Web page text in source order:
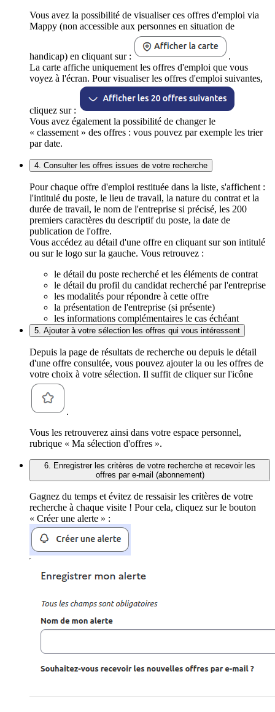
Vous avez la possibilité de visualiser ces offres d'emploi via
Mappy (non accessible aux personnes en situation de
handicap) en cliquant sur :
.
La carte affiche uniquement les offres d'emploi que vous
voyez à l'écran. Pour visualiser les offres d'emploi suivantes,
cliquez sur :
Vous avez également la possibilité de changer le
« classement » des offres : vous pouvez par exemple les trier
par date.
4. Consulter les offres issues de votre recherche
Pour chaque offre d'emploi restituée dans la liste, s'affichent :
l'intitulé du poste, le lieu de travail, la nature du contrat et la
durée de travail, le nom de l'entreprise si précisé, les 200
premiers caractères du descriptif du poste, la date de
publication de l'offre.
Vous accédez au détail d'une offre en cliquant sur son intitulé
ou sur le logo sur la gauche. Vous retrouvez :
le détail du poste recherché et les éléments de contrat
le détail du profil du candidat recherché par l'entreprise
les modalités pour répondre à cette offre
la présentation de l'entreprise (si présente)
les informations complémentaires le cas échéant
5. Ajouter à votre sélection les offres qui vous intéressent
Depuis la page de résultats de recherche ou depuis le détail
d'une offre consultée, vous pouvez ajouter la ou les offres de
votre choix à votre sélection. Il suffit de cliquer sur l'icône
.
Vous les retrouverez ainsi dans votre espace personnel,
rubrique « Ma sélection d'offres ».
6. Enregistrer les critères de votre recherche et recevoir les
offres par e-mail (abonnement)
Gagnez du temps et évitez de ressaisir les critères de votre
recherche à chaque visite ! Pour cela, cliquez sur le bouton
« Créer une alerte » :